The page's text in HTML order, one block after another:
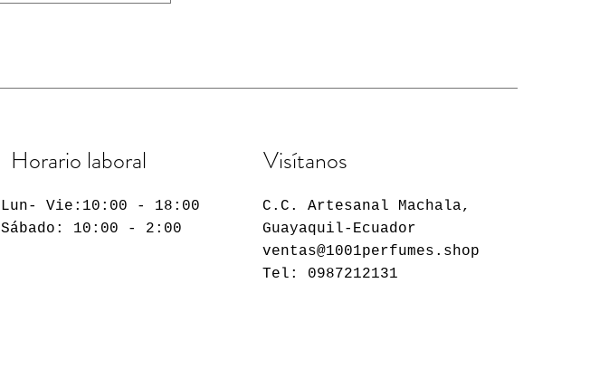
Horario laboral
Lun-Vie :10:00 - 18:00
​​Sábado: 10:00 - 2:00
Visítanos
C.C. Artesanal Machala,
Guayaquil-Ecuador
ventas@1001perfumes.shop
Tel: 0987212131